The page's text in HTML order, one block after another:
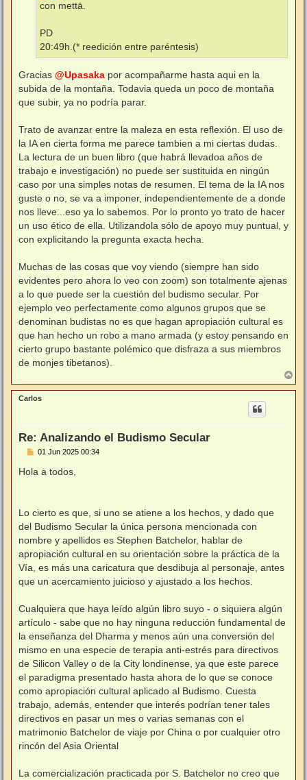
con mettā.
PD
20:49h.(* reedición entre paréntesis)
Gracias @Upasaka por acompañarme hasta aqui en la
subida de la montaña. Todavia queda un poco de montaña
que subir, ya no podría parar.
Trato de avanzar entre la maleza en esta reflexión. El uso de
la IA en cierta forma me parece tambien a mi ciertas dudas.
La lectura de un buen libro (que habrá llevadoa años de
trabajo e investigación) no puede ser sustituida en ningún
caso por una simples notas de resumen. El tema de la IA nos
guste o no, se va a imponer, independientemente de a donde
nos lleve...eso ya lo sabemos. Por lo pronto yo trato de hacer
un uso ético de ella. Utilizandola sólo de apoyo muy puntual, y
con explicitando la pregunta exacta hecha.
Muchas de las cosas que voy viendo (siempre han sido
evidentes pero ahora lo veo con zoom) son totalmente ajenas
a lo que puede ser la cuestión del budismo secular. Por
ejemplo veo perfectamente como algunos grupos que se
denominan budistas no es que hagan apropiación cultural es
que han hecho un robo a mano armada (y estoy pensando en
cierto grupo bastante polémico que disfraza a sus miembros
de monjes tibetanos).
r
r
Carlos
Re: Analizando el Budismo Secular
M
n
s
01 Jun 2025 00:34
Hola a todos,
Lo cierto es que, si uno se atiene a los hechos, y dado que
del Budismo Secular la única persona mencionada con
nombre y apellidos es Stephen Batchelor, hablar de
apropiación cultural en su orientación sobre la práctica de la
Vía, es más una caricatura que desdibuja al personaje, antes
que un acercamiento juicioso y ajustado a los hechos.
Cualquiera que haya leído algún libro suyo - o siquiera algún
artículo - sabe que no hay ninguna reducción fundamental de
la enseñanza del Dharma y menos aún una conversión del
mismo en una especie de terapia anti-estrés para directivos
de Silicon Valley o de la City londinense, ya que este parece
el paradigma presentado hasta ahora de lo que se conoce
como apropiación cultural aplicado al Budismo. Cuesta
trabajo, además, entender que interés podrían tener tales
directivos en pasar un mes o varias semanas con el
matrimonio Batchelor de viaje por China o por cualquier otro
rincón del Asia Oriental
La comercialización practicada por S. Batchelor no creo que